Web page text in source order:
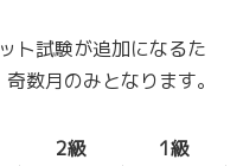
ト試験が追加になるた
数月のみとなります。
2級
1級